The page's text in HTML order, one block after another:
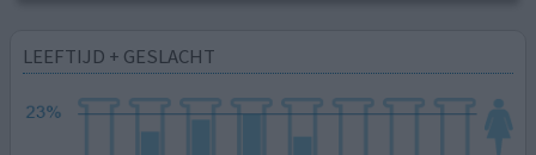
LEEFTIJD + GESLACHT